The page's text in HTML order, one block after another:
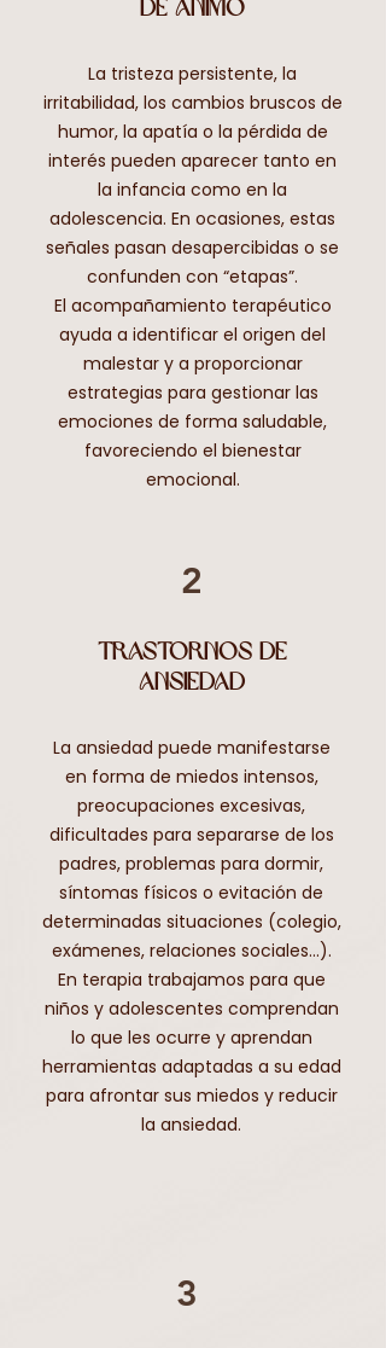
de ánimo
La tristeza persistente, la
irritabilidad, los cambios bruscos de
humor, la apatía o la pérdida de
interés pueden aparecer tanto en
la infancia como en la
adolescencia. En ocasiones, estas
señales pasan desapercibidas o se
confunden con “etapas”.
El acompañamiento terapéutico
ayuda a identificar el origen del
malestar y a proporcionar
estrategias para gestionar las
emociones de forma saludable,
favoreciendo el bienestar
emocional.
2
Trastornos de
ansiedad
La ansiedad puede manifestarse
en forma de miedos intensos,
preocupaciones excesivas,
dificultades para separarse de los
padres, problemas para dormir,
síntomas físicos o evitación de
determinadas situaciones (colegio,
exámenes, relaciones sociales…).
En terapia trabajamos para que
niños y adolescentes comprendan
lo que les ocurre y aprendan
herramientas adaptadas a su edad
para afrontar sus miedos y reducir
la ansiedad.
3